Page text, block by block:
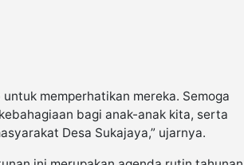
memperhatikan mereka. Semoga
bagi anak-anak kita, serta
Desa Sukajaya,” ujarnya.